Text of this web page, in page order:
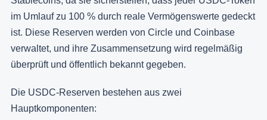
im Umlauf zu 100 % durch reale Vermögenswerte gedeckt
ist. Diese Reserven werden von Circle und Coinbase
verwaltet, und ihre Zusammensetzung wird regelmäßig
überprüft und öffentlich bekannt gegeben.
Die USDC-Reserven bestehen aus zwei
Hauptkomponenten: